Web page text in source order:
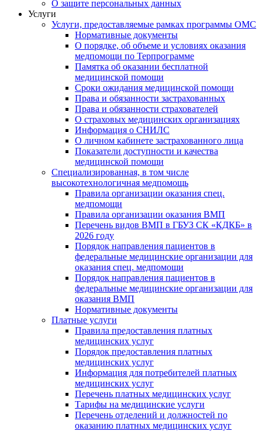
О защите персональных данных
Услуги
Услуги, предоставляемые рамках программы ОМС
Нормативные документы
О порядке, об объеме и условиях оказания
медпомощи по Терпрограмме
Памятка об оказании бесплатной
медицинской помощи
Сроки ожидания медицинской помощи
Права и обязанности застрахованных
Права и обязанности страхователей
О страховых медицинских организациях
Информация о СНИЛС
О личном кабинете застрахованного лица
Показатели доступности и качества
медицинской помощи
Специализированная, в том числе
высокотехнологичная медпомощь
Правила организации оказания спец.
медпомощи
Правила организации оказания ВМП
Перечень видов ВМП в ГБУЗ СК «КДКБ» в
2026 году
Порядок направления пациентов в
федеральные медицинские организации для
оказания спец. медпомощи
Порядок направления пациентов в
федеральные медицинские организации для
оказания ВМП
Нормативные документы
Платные услуги
Правила предоставления платных
медицинских услуг
Порядок предоставления платных
медицинских услуг
Информация для потребителей платных
медицинских услуг
Перечень платных медицинских услуг
Тарифы на медицинские услуги
Перечень отделений и должностей по
оказанию платных медицинских услуг